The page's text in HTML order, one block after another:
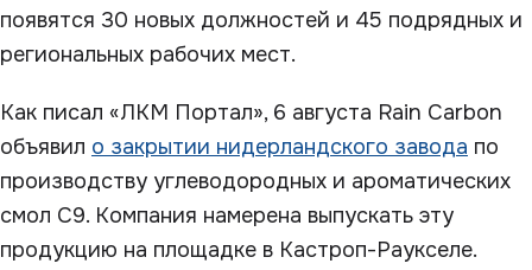
появятся 30 новых должностей и 45 подрядных и
региональных рабочих мест.
Как писал «ЛКМ Портал», 6 августа Rain Carbon
объявил о закрытии нидерландского завода по
производству углеводородных и ароматических
смол C9. Компания намерена выпускать эту
продукцию на площадке в Кастроп-Раукселе.